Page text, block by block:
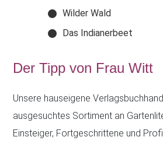
Wilder Wald
Das Indianerbeet
Der Tipp von Frau Witt
Unsere hauseigene
ausgesuchtes Sortiment an
Einsteiger, Fortgeschrittene und